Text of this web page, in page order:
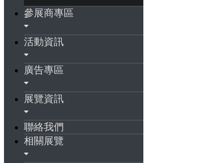
參展商專區
活動資訊
廣告專區
展覽資訊
聯絡我們
相關展覽